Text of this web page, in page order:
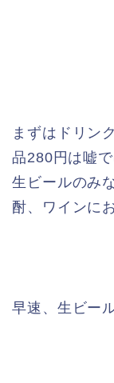
まずはドリン
品280円は嘘で
生ビールのみ
酎、ワインに
早速、生ビー